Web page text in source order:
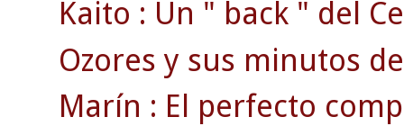
Kaito : Un " back " del
Ozores y sus minutos
Marín : El perfecto